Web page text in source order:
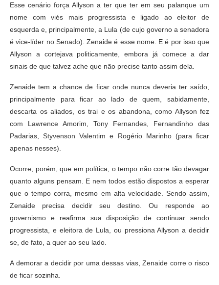
Esse cenário força Allyson a ter que ter em seu palanque um
nome com viés mais progressista e ligado ao eleitor de
esquerda e, principalmente, a Lula (de cujo governo a senadora
é vice-líder no Senado). Zenaide é esse nome. E é por isso que
Allyson a cortejava politicamente, embora já comece a dar
sinais de que talvez ache que não precise tanto assim dela.
Zenaide tem a chance de ficar onde nunca deveria ter saído,
principalmente para ficar ao lado de quem, sabidamente,
descarta os aliados, os trai e os abandona, como Allyson fez
com Lawrence Amorim, Tony Fernandes, Fernandinho das
Padarias, Styvenson Valentim e Rogério Marinho (para ficar
apenas nesses).
Ocorre, porém, que em política, o tempo não corre tão devagar
quanto alguns pensam. E nem todos estão dispostos a esperar
que o tempo corra, mesmo em alta velocidade. Sendo assim,
Zenaide precisa decidir seu destino. Ou responde ao
governismo e reafirma sua disposição de continuar sendo
progressista, e eleitora de Lula, ou pressiona Allyson a decidir
se, de fato, a quer ao seu lado.
A demorar a decidir por uma dessas vias, Zenaide corre o risco
de ficar sozinha.